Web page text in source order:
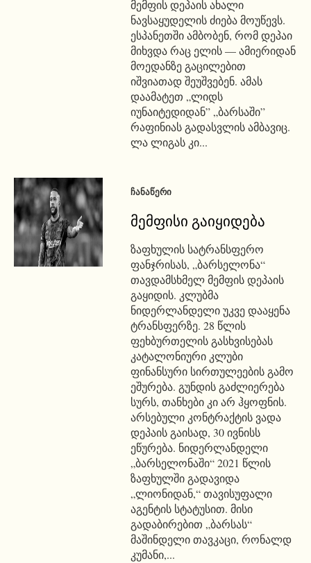
მემფის დეპაის ახალი
ნავსაყუდელის ძიება მოუწევს.
ესპანეთში ამბობენ, რომ დეპაი
მიხვდა რაც ელის — ამიერიდან
მოედანზე გაცილებით
იშვიათად შეუშვებენ. ამას
დაამატეთ „ლიდს
იუნაიტედიდან” „ბარსაში”
რაფინიას გადასვლის ამბავიც.
ლა ლიგას კი...
ᲩᲐᲜᲐᲬᲔᲠᲘ
მემფისი გაიყიდება
ზაფხულის სატრანსფერო
ფანჯრისას, „ბარსელონა“
თავდამსხმელ მემფის დეპაის
გაყიდის. კლუბმა
ნიდერლანდელი უკვე დააყენა
ტრანსფერზე. 28 წლის
ფეხბურთელის გასხვისებას
კატალონიური კლუბი
ფინანსური სირთულეების გამო
ეშურება. გუნდის გაძლიერება
სურს, თანხები კი არ ჰყოფნის.
არსებული კონტრაქტის ვადა
დეპაის გაისად, 30 ივნისს
ეწურება. ნიდერლანდელი
„ბარსელონაში“ 2021 წლის
ზაფხულში გადავიდა
„ლიონიდან,“ თავისუფალი
აგენტის სტატუსით. მისი
გადაბირებით „ბარსას“
მაშინდელი თავკაცი, რონალდ
კუმანი,...